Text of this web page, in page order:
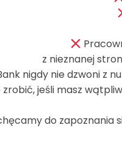
danego
dopłatą:24
kredytu
przetwórcy
Kredytobiorcy i celu
z nieznanej
nigdy nie dzwoni z
zrobić, jeśli masz
do zapoznania